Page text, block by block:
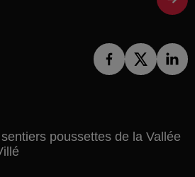
poussettes de la Vallée